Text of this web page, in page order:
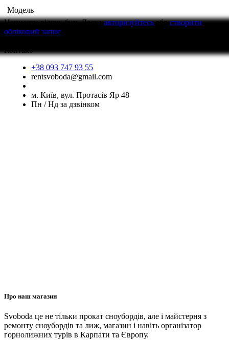
Модель
Написати відгукбудь Ласкаавторизуйтесьабостворити
обліковий запис
Контакт
+38 093 747 93 55
rentsvoboda@gmail.com
м. Київ, вул. Протасів Яр 48
Пн / Нд за дзвінком
Про наш магазин
Svoboda це не тільки прокат сноубордів, але і майстерня з
ремонту сноубордів та лиж, магазин і навіть організатор
горнолижних турів в Карпати та Європу.